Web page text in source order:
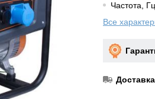
Частота,
Все